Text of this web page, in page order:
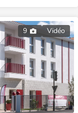
9 Vidéo